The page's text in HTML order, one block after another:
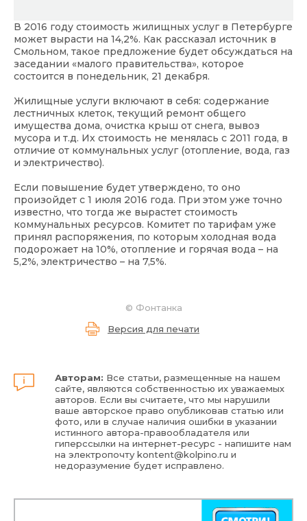
В 2016 году стоимость жилищных услуг в Петербурге
может вырасти на 14,2%. Как рассказал источник в
Смольном, такое предложение будет обсуждаться на
заседании «малого правительства», которое
состоится в понедельник, 21 декабря.
Жилищные услуги включают в себя: содержание
лестничных клеток, текущий ремонт общего
имущества дома, очистка крыш от снега, вывоз
мусора и т.д. Их стоимость не менялась с 2011 года, в
отличие от коммунальных услуг (отопление, вода, газ
и электричество).
Если повышение будет утверждено, то оно
произойдет с 1 июля 2016 года. При этом уже точно
известно, что тогда же вырастет стоимость
коммунальных ресурсов. Комитет по тарифам уже
принял распоряжения, по которым холодная вода
подорожает на 10%, отопление и горячая вода – на
5,2%, электричество – на 7,5%.
© Фонтанка
Версия для печати
Авторам: Все статьи, размещенные на нашем
сайте, являются собственностью их уважаемых
авторов. Если вы считаете, что мы нарушили
ваше авторское право опубликовав статью или
фото, или в случае наличия ошибки в указании
истинного автора-правообладателя или
гиперссылки на интернет-ресурс - напишите нам
на электропочтуkontent@kolpino.ru и
недоразумение будет исправлено.